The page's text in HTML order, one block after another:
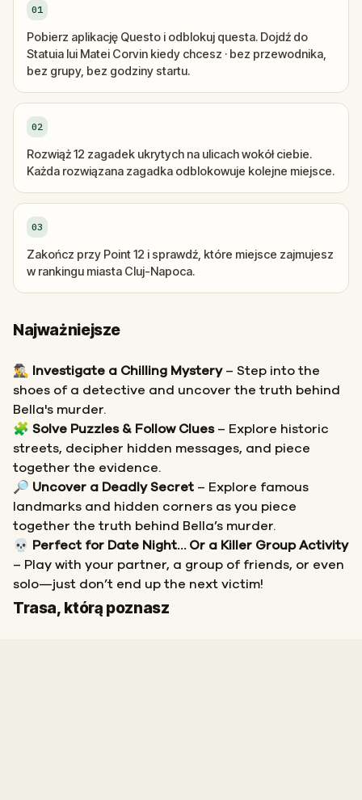
01
Pobierz aplikację Questo i odblokuj questa. Dojdź do
Statuia lui Matei Corvin kiedy chcesz · bez przewodnika,
bez grupy, bez godziny startu.
02
Rozwiąż 12 zagadek ukrytych na ulicach wokół ciebie.
Każda rozwiązana zagadka odblokowuje kolejne miejsce.
03
Zakończ przy Point 12 i sprawdź, które miejsce zajmujesz
w rankingu miasta Cluj-Napoca.
Najważniejsze
🕵️‍♂️ Investigate a Chilling Mystery– Step into the
shoes of a detective and uncover the truth behind
Bella's murder.
🧩 Solve Puzzles & Follow Clues– Explore historic
streets, decipher hidden messages, and piece
together the evidence.
🔎 Uncover a Deadly Secret – Explore famous
landmarks and hidden corners as you piece
together the truth behind Bella’s murder.
💀
Perfect for Date Night… Or a Killer Group Activity
– Play with your partner, a group of friends, or even
solo—just don’t end up the next victim!
Trasa, którą poznasz
Start
Meta